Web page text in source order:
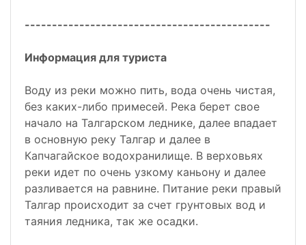
---------------------------------------------
Информация для туриста
Воду из реки можно пить, вода очень чистая,
без каких-либо примесей. Река берет свое
начало на Талгарском леднике, далее впадает
в основную реку Талгар и далее в
Капчагайское водохранилище. В верховьях
реки идет по очень узкому каньону и далее
разливается на равнине. Питание реки правый
Талгар происходит за счет грунтовых вод и
таяния ледника, так же осадки.